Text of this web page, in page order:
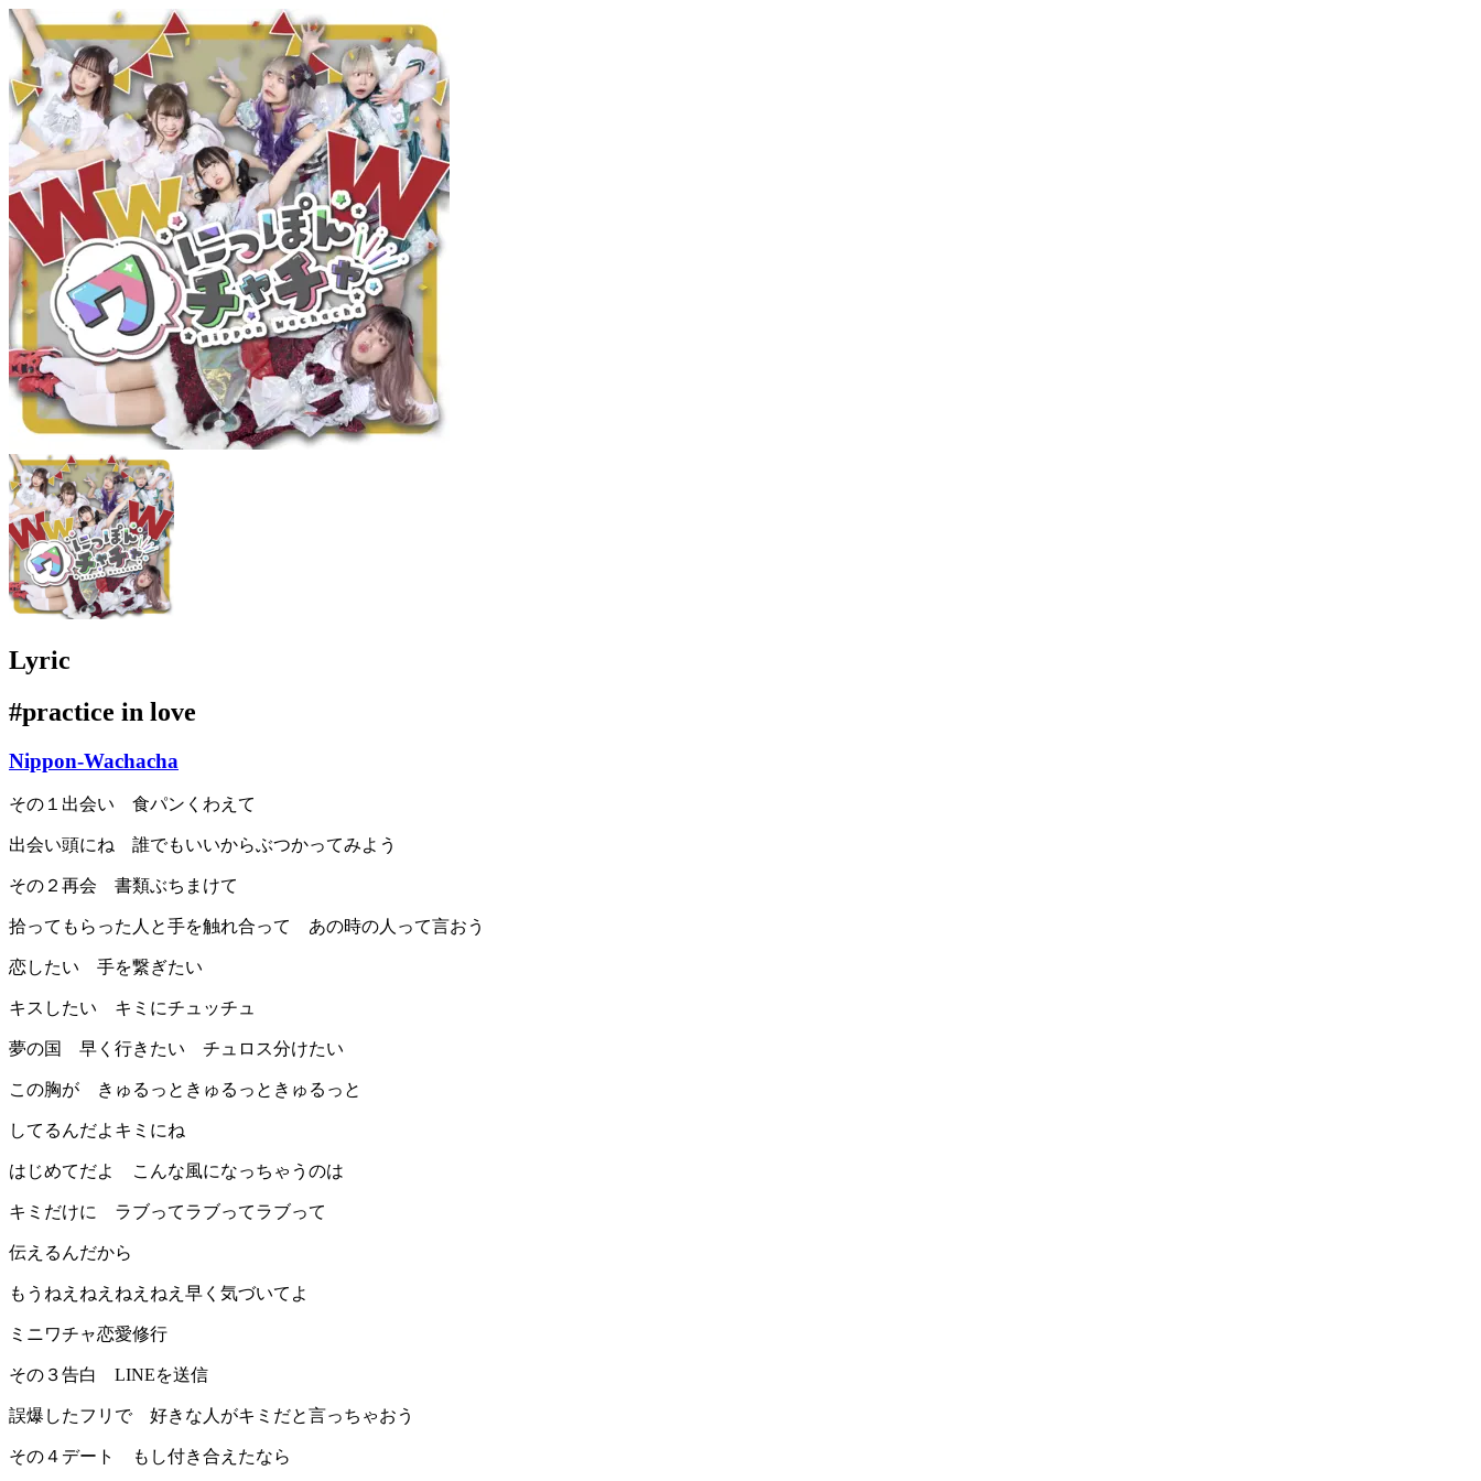
Lyric
#practice in love
Nippon-Wachacha
その１出会い 食パンくわえて
出会い頭にね 誰でもいいからぶつかってみよう
その２再会 書類ぶちまけて
拾ってもらった人と手を触れ合って あの時の人って言おう
恋したい 手を繋ぎたい
キスしたい キミにチュッチュ
夢の国 早く行きたい チュロス分けたい
この胸が きゅるっときゅるっときゅるっと
してるんだよキミにね
はじめてだよ こんな風になっちゃうのは
キミだけに ラブってラブってラブって
伝えるんだから
もうねえねえねえねえ早く気づいてよ
ミニワチャ恋愛修行
その３告白 LINEを送信
誤爆したフリで 好きな人がキミだと言っちゃおう
その４デート もし付き合えたなら